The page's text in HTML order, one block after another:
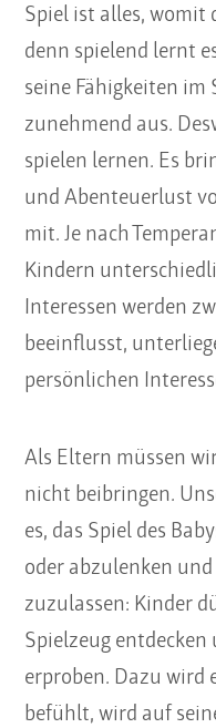
Spiel ist alles, womit
denn spielend lernt
seine Fähigkeiten im
zunehmend aus.
spielen lernen. Es
und Abenteuerlust
mit. Je nach
Kindern
Interessen werden
beeinflusst,
persönlichen
Als Eltern müssen
nicht beibringen.
es, das Spiel des
oder abzulenken
zuzulassen: Kinder
Spielzeug
erproben. Dazu wird
befühlt, wird auf